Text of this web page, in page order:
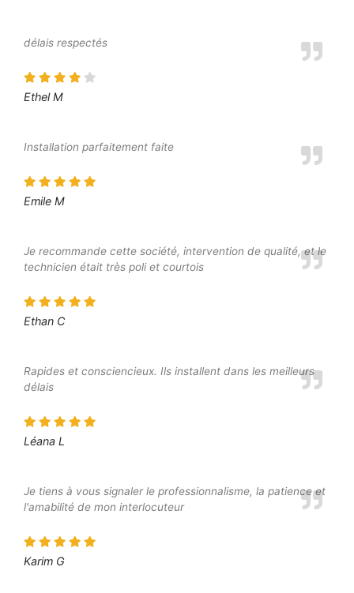
délais respectés
Ethel M
Installation parfaitement faite
Emile M
Je recommande cette société, intervention de qualité, et le
technicien était très poli et courtois
Ethan C
Rapides et consciencieux. Ils installent dans les meilleurs
délais
Léana L
Je tiens à vous signaler le professionnalisme, la patience et
l'amabilité de mon interlocuteur
Karim G